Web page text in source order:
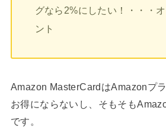
グなら2%にしたい！・・・
ント
Amazon MasterCardはAmazonプ
お得にならないし、そもそも
です。